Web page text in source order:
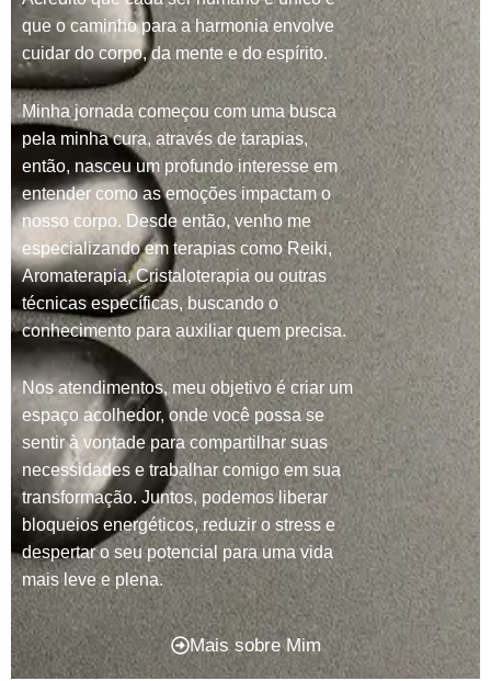
que o caminho para a harmonia envolve
cuidar do corpo, da mente e do espírito.
Minha jornada começou com uma busca
pela minha cura, através de tarapias,
então, nasceu um profundo interesse em
entender como as emoções impactam o
nosso corpo. Desde então, venho me
especializando em terapias como Reiki,
Aromaterapia, Cristaloterapia ou outras
técnicas específicas, buscando o
conhecimento para auxiliar quem precisa.
Nos atendimentos, meu objetivo é criar um
espaço acolhedor, onde você possa se
sentir à vontade para compartilhar suas
necessidades e trabalhar comigo em sua
transformação. Juntos, podemos liberar
bloqueios energéticos, reduzir o stress e
despertar o seu potencial para uma vida
mais leve e plena.
Mais sobre Mim